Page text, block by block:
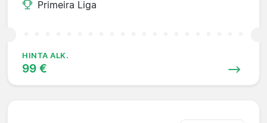
Primeira Liga
HINTA ALK.
99 €